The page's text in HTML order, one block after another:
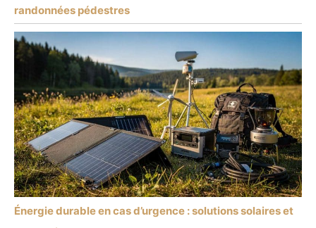
randonnées pédestres
Énergie durable en cas d’urgence : solutions solaires et